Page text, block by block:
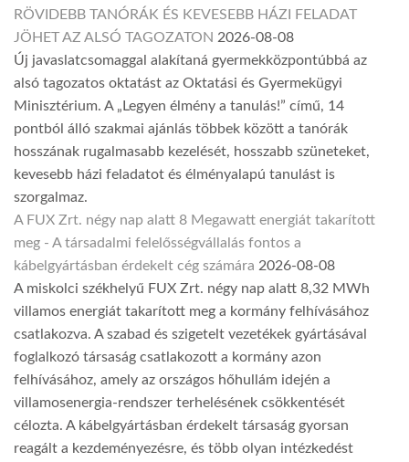
RÖVIDEBB TANÓRÁK ÉS KEVESEBB HÁZI FELADAT
JÖHET AZ ALSÓ TAGOZATON 2026-08-08
Új javaslatcsomaggal alakítaná gyermekközpontúbbá az
alsó tagozatos oktatást az Oktatási és Gyermekügyi
Minisztérium. A „Legyen élmény a tanulás!” című, 14
pontból álló szakmai ajánlás többek között a tanórák
hosszának rugalmasabb kezelését, hosszabb szüneteket,
kevesebb házi feladatot és élményalapú tanulást is
szorgalmaz.
A FUX Zrt. négy nap alatt 8 Megawatt energiát takarított
meg - A társadalmi felelősségvállalás fontos a
kábelgyártásban érdekelt cég számára 2026-08-08
A miskolci székhelyű FUX Zrt. négy nap alatt 8,32 MWh
villamos energiát takarított meg a kormány felhívásához
csatlakozva. A szabad és szigetelt vezetékek gyártásával
foglalkozó társaság csatlakozott a kormány azon
felhívásához, amely az országos hőhullám idején a
villamosenergia-rendszer terhelésének csökkentését
célozta. A kábelgyártásban érdekelt társaság gyorsan
reagált a kezdeményezésre, és több olyan intézkedést